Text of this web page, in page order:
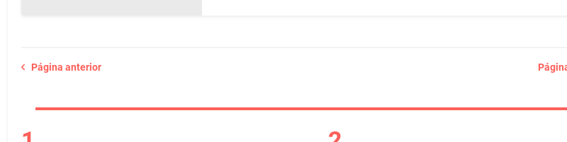
Página anterior